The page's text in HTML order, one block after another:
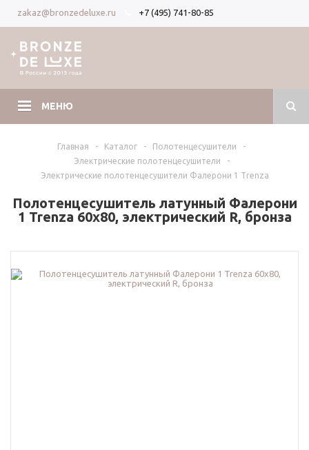
zakaz@bronzedeluxe.ru +7 (495) 741-80-85
МЕНЮ
Главная - Каталог - Полотенцесушители
-
Электрические полотенцесушители
-
Электрические полотенцесушители Фалерони 1 Trenza
Полотенцесушитель латунный Фалерони
1 Trenza 60х80, электрический R, бронза